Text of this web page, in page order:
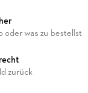
oder was zu bestellst
zurück